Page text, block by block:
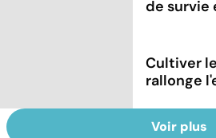
de survie
Cultiver
rallonge
Voir plus